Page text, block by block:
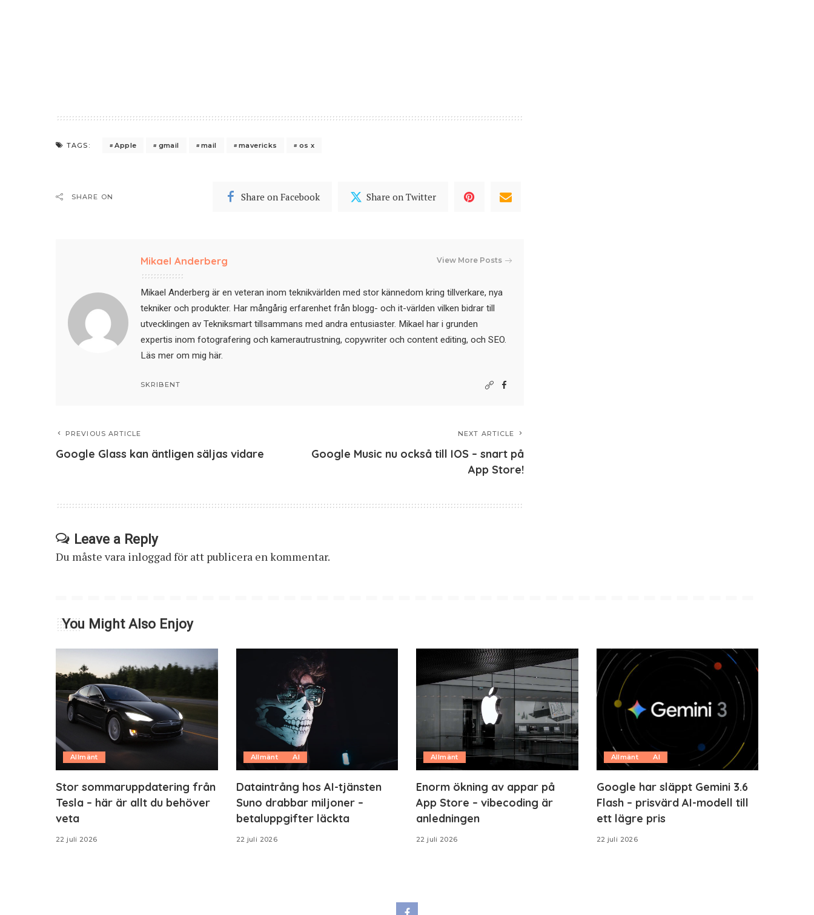
TAGS: Apple gmail mail mavericks os x
SHARE ON Share on Facebook Share on Twitter
Mikael Anderberg View More Posts
Mikael Anderberg är en veteran inom teknikvärlden med stor kännedom kring tillverkare, nya
tekniker och produkter. Har mångårig erfarenhet från blogg- och it-världen vilken bidrar till
utvecklingen av Tekniksmart tillsammans med andra entusiaster. Mikael har i grunden
expertis inom fotografering och kamerautrustning, copywriter och content editing, och SEO.
Läs mer om mig här.
SKRIBENT
PREVIOUS ARTICLE
Google Glass kan äntligen säljas vidare
NEXT ARTICLE
Google Music nu också till IOS – snart på
App Store!
Leave a Reply
Du måste vara inloggadför att publicera en kommentar.
You Might Also Enjoy
Allmänt
Stor sommaruppdatering från
Tesla – här är allt du behöver
veta
22 juli 2026
Allmänt AI
Dataintrång hos AI-tjänsten
Suno drabbar miljoner –
betaluppgifter läckta
22 juli 2026
Allmänt
Enorm ökning av appar på
App Store – vibecoding är
anledningen
22 juli 2026
Allmänt AI
Google har släppt Gemini 3.6
Flash – prisvärd AI-modell till
ett lägre pris
22 juli 2026